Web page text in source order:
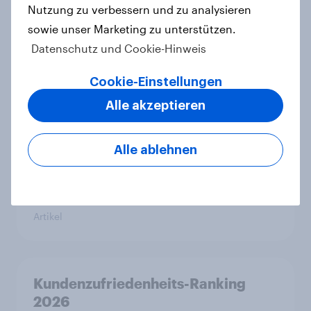
bei PAYBACK
Artikel
Mobilfunk-Anbieter fraenk
Artikel
Kundenzufriedenheits-Ranking
2026
Nutzung zu verbessern und zu analysieren
sowie unser Marketing zu unterstützen.
Datenschutz und Cookie-Hinweis
Cookie-Einstellungen
Alle ablehnen
Alle akzeptieren